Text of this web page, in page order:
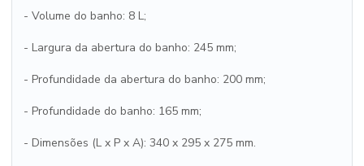
- Volume do banho: 8 L;
- Largura da abertura do banho: 245 mm;
- Profundidade da abertura do banho: 200 mm;
- Profundidade do banho: 165 mm;
- Dimensões (L x P x A): 340 x 295 x 275 mm.